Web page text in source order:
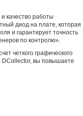
качество работы
диод на плате, которая
и гарантирует точность
по контролю».
четкого графического
DCollector, вы повышаете